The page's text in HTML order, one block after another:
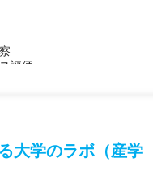
評価
大学のラボ（産学